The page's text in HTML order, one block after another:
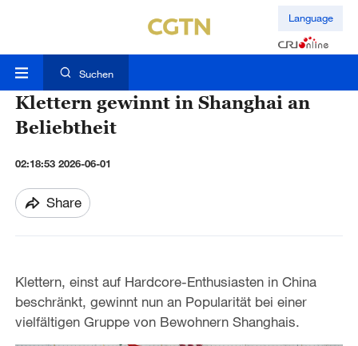
Language
Suchen
Klettern gewinnt in Shanghai an
Beliebtheit
02:18:53 2026-06-01
Share
Klettern, einst auf Hardcore-Enthusiasten in China
beschränkt, gewinnt nun an Popularität bei einer
vielfältigen Gruppe von Bewohnern Shanghais.